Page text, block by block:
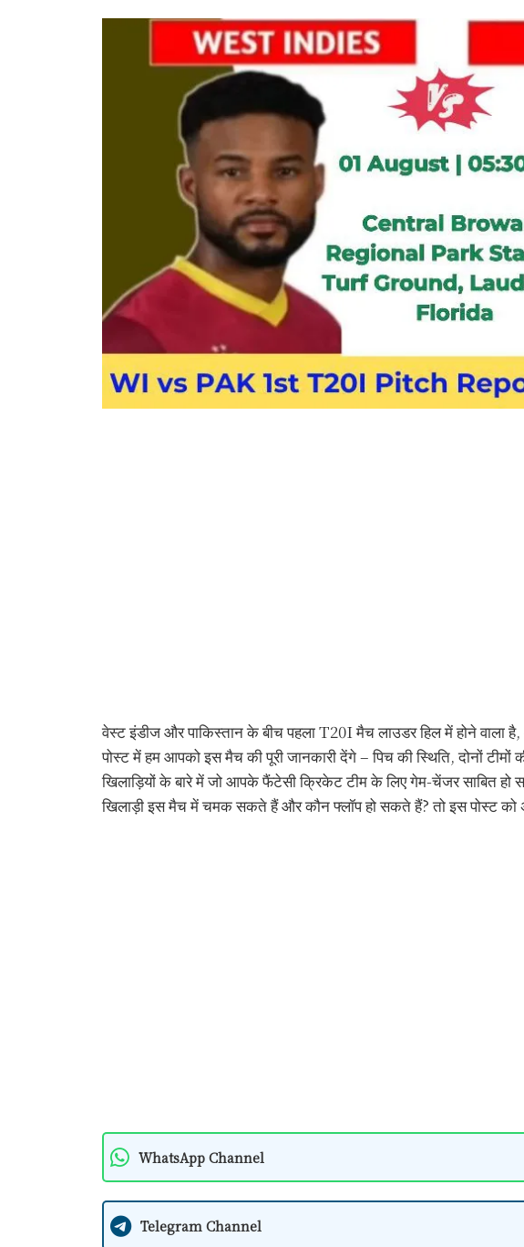
वेस्ट इंडीज और पाकिस्तान के बीच पहला T20I मैच लाउडर हिल में होने वाला
पोस्ट में हम आपको इस मैच की पूरी जानकारी देंगे – पिच की स्थिति, दोनों
खिलाड़ियों के बारे में जो आपके फैंटेसी क्रिकेट टीम के लिए गेम-चेंजर साबित
खिलाड़ी इस मैच में चमक सकते हैं और कौन फ्लॉप हो सकते हैं? तो इस पोस्ट
WhatsApp Channel
Telegram Channel